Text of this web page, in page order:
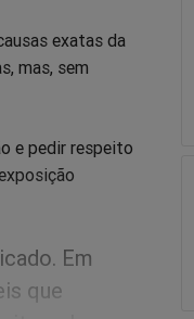
exatas da
mas, sem
e pedir respeito
Em
que